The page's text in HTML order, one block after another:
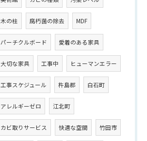
木の柱 腐朽菌の除去 MDF
パーチクルボード 愛着のある家具
大切な家具 工事中 ヒューマンエラー
工事スケジュール 杵島郡 白石町
アレルギーゼロ 江北町
カビ取りサービス 快適な空間 竹田市